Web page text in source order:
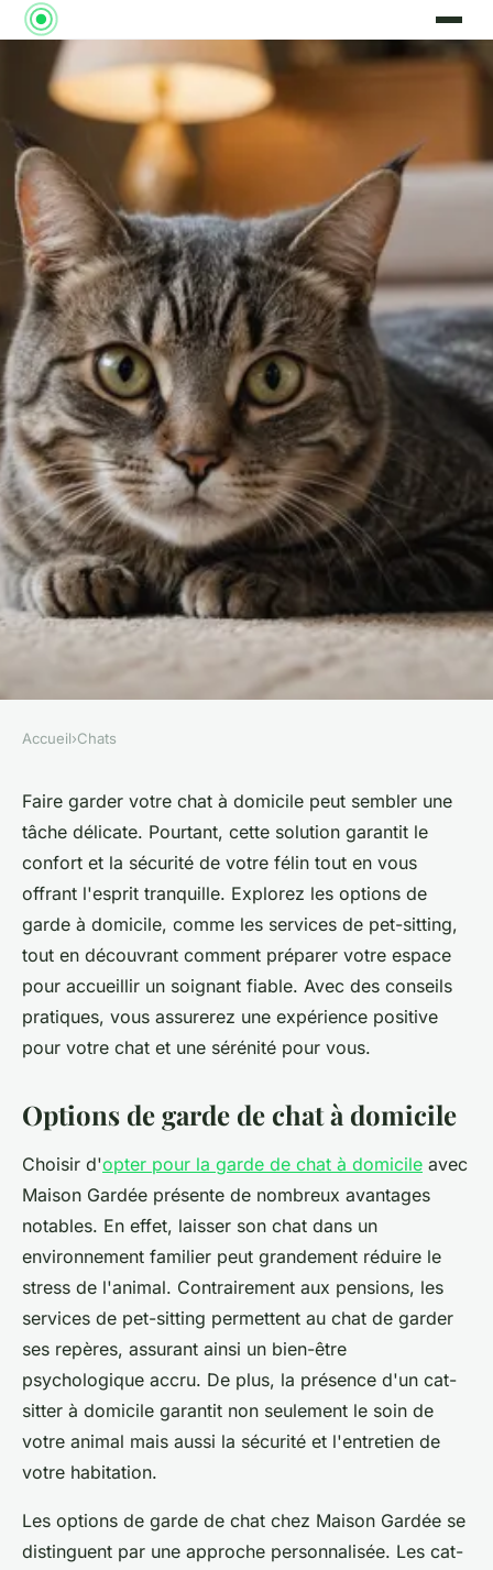
Comment faire garder votre
chat à domicile en toute
sérénité ?
admin•28 février 2025•3 min de lecture
Accueil›Chats
Faire garder votre chat à domicile peut sembler une
tâche délicate. Pourtant, cette solution garantit le
confort et la sécurité de votre félin tout en vous
offrant l'esprit tranquille. Explorez les options de
garde à domicile, comme les services de pet-sitting,
tout en découvrant comment préparer votre espace
pour accueillir un soignant fiable. Avec des conseils
pratiques, vous assurerez une expérience positive
pour votre chat et une sérénité pour vous.
Options de garde de chat à domicile
Choisir d'opter pour la garde de chat à domicile avec
Maison Gardée présente de nombreux avantages
notables. En effet, laisser son chat dans un
environnement familier peut grandement réduire le
stress de l'animal. Contrairement aux pensions, les
services de pet-sitting permettent au chat de garder
ses repères, assurant ainsi un bien-être
psychologique accru. De plus, la présence d'un cat-
sitter à domicile garantit non seulement le soin de
votre animal mais aussi la sécurité et l'entretien de
votre habitation.
Les options de garde de chat chez Maison Gardée se
distinguent par une approche personnalisée. Les cat-